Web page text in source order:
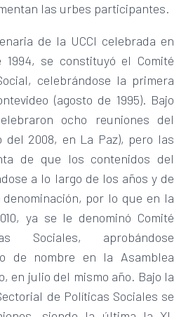
las urbes participantes.
de la UCCI celebrada en
se constituyó el Comité
celebrándose la primera
(agosto de 1995). Bajo
ocho reuniones del
del 2008, en La Paz), pero las
de que los contenidos del
a lo largo de los años y de
por lo que en la
ya se le denominó Comité
Sociales, aprobándose
de nombre en la Asamblea
en julio del mismo año. Bajo la
de Políticas Sociales se